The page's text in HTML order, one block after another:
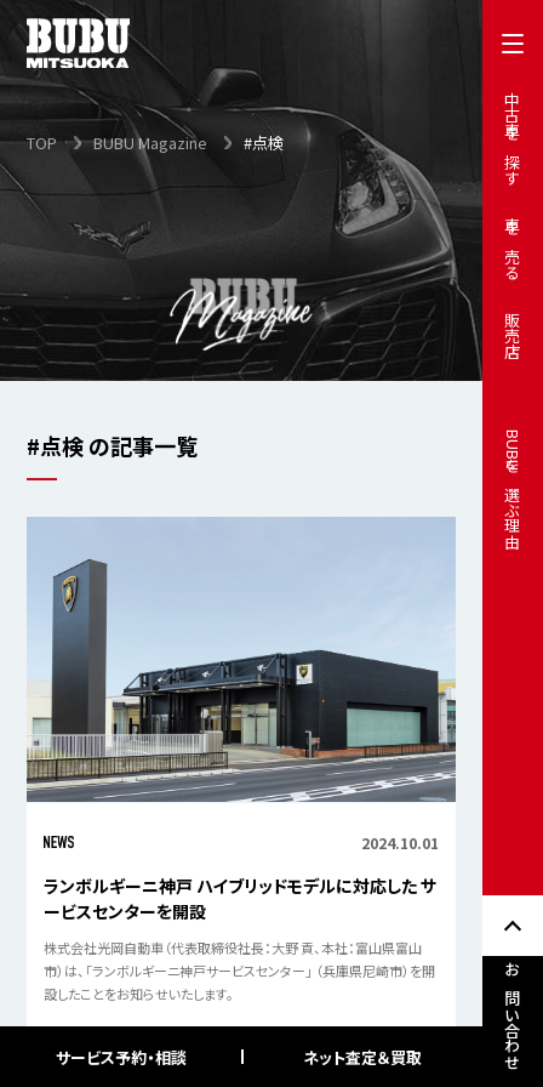
中古車を探す
車を売る
販売店
BUBUを選ぶ理由
お問い合わせ
TOP BUBU Magazine #点検
#点検 の記事一覧
2024.10.01
ランボルギーニ神戸 ハイブリッドモデルに対応した サ
ービスセンターを開設
株式会社光岡自動車（代表取締役社長：大野 貢、本社：富山県富山
市）は、「ランボルギーニ神戸サービスセンター」 （兵庫県尼崎市）を開
設したことをお知らせいたします。
サービス予約・相談 ネット査定＆買取